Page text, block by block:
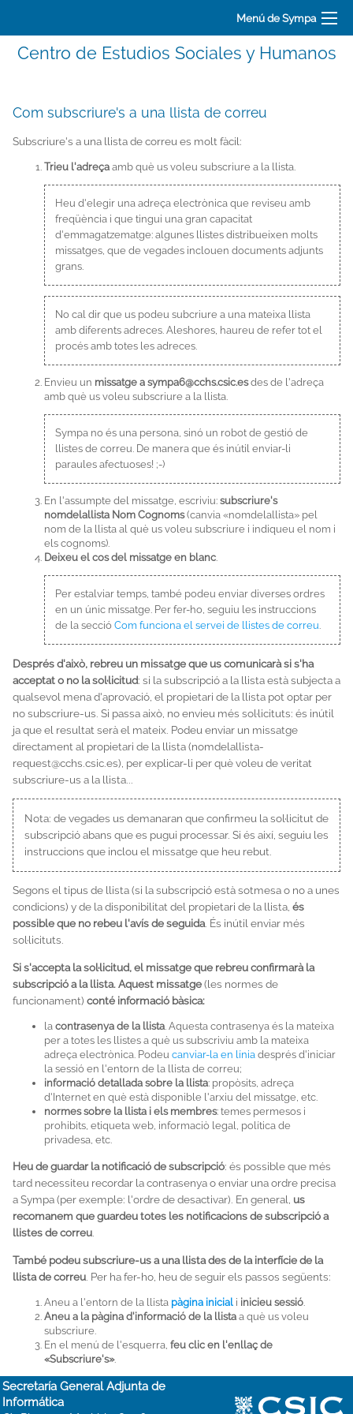
Menú de Sympa
Centro de Estudios Sociales y Humanos
Com subscriure's a una llista de correu
Subscriure's a una llista de correu es molt fàcil:
Trieu l'adreça amb què us voleu subscriure a la llista.
Heu d'elegir una adreça electrònica que reviseu amb
freqüència i que tingui una gran capacitat
d'emmagatzematge: algunes llistes distribueixen molts
missatges, que de vegades inclouen documents adjunts
grans.
No cal dir que us podeu subcriure a una mateixa llista
amb diferents adreces. Aleshores, haureu de refer tot el
procés amb totes les adreces.
Envieu un missatge a sympa6@cchs.csic.esdes de l'adreça
amb què us voleu subscriure a la llista.
Sympa no és una persona, sinó un robot de gestió de
llistes de correu. De manera que és inútil enviar-li
paraules afectuoses! ;-)
En l'assumpte del missatge, escriviu: subscriure's
nomdelallista Nom Cognoms(canvia «nomdelallista» pel
nom de la llista al què us voleu subscriure i indiqueu el nom i
els cognoms).
Deixeu el cos del missatge en blanc.
Per estalviar temps, també podeu enviar diverses ordres
en un únic missatge. Per fer-ho, seguiu les instruccions
de la secció Com funciona el servei de llistes de correu.
Després d'això, rebreu un missatge que us comunicarà si s'ha
acceptat o no la sol·licitud: si la subscripció a la llista està subjecta a
qualsevol mena d'aprovació, el propietari de la llista pot optar per
no subscriure-us. Si passa això, no envieu més sol·licituts: és inútil
ja que el resultat serà el mateix. Podeu enviar un missatge
directament al propietari de la llista (nomdelallista-
request@cchs.csic.es), per explicar-li per què voleu de veritat
subscriure-us a la llista...
Nota: de vegades us demanaran que confirmeu la sol·licitut de
subscripció abans que es pugui processar. Si és així, seguiu les
instruccions que inclou el missatge que heu rebut.
Segons el tipus de llista (si la subscripció està sotmesa o no a unes
condicions) y de la disponibilitat del propietari de la llista, és
possible que no rebeu l'avís de seguida . És inútil enviar més
sol·licituts.
Si s'accepta la sol·licitud, el missatge que rebreu confirmarà la
subscripció a la llista. Aquest missatge(les normes de
funcionament) conté informació bàsica:
la contrasenya de la llista. Aquesta contrasenya és la mateixa
per a totes les llistes a què us subscriviu amb la mateixa
adreça electrònica. Podeu canviar-la en línia després d'iniciar
la sessió en l'entorn de la llista de correu;
informació detallada sobre la llista: propòsits, adreça
d'Internet en què està disponible l'arxiu del missatge, etc.
normes sobre la llista i els membres: temes permesos i
prohibits, etiqueta web, informaciò legal, política de
privadesa, etc.
Heu de guardar la notificació de subscripció: és possible que més
tard necessiteu recordar la contrasenya o enviar una ordre precisa
a Sympa (per exemple: l'ordre de desactivar). En general, us
recomanem que guardeu totes les notificacions de subscripció a
llistes de correu
També podeu subscriure-us a una llista des de la interfície de la
llista de correu . Per ha fer-ho, heu de seguir els passos següents:
Aneu a l'entorn de la llista pàgina inicial i inicieu sessió.
Aneu a la pàgina d'informació de la llista a què us voleu
subscriure.
En el menú de l'esquerra, feu clic en l'enllaç de
«Subscriure's».
Secretaría General Adjunta de
Informática